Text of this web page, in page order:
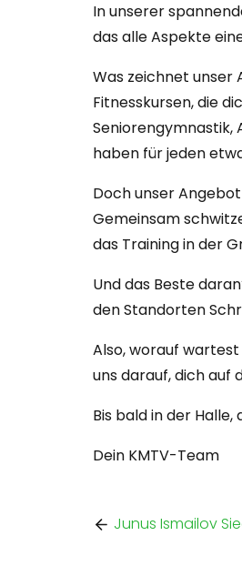
In unserer
das alle Aspekte
Was zeichnet unser
Fitnesskursen, die
Seniorengymnastik,
haben für jeden
Doch unser
Gemeinsam
das Training in der
Und das Beste
den Standorten
Also, worauf
uns darauf, dich auf
Bis bald in der
Dein KMTV-Team
Junus Ismailov